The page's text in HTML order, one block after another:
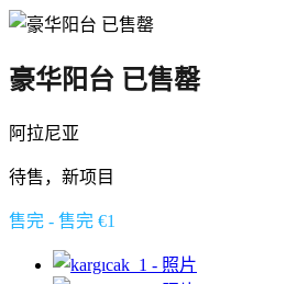
豪华阳台 已售罄
阿拉尼亚
待售，新项目
售完 - 售完 €1